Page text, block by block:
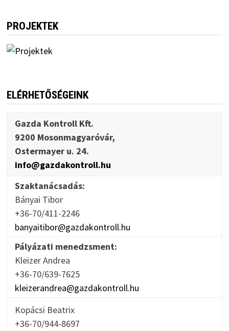
PROJEKTEK
ELÉRHETŐSÉGEINK
Gazda Kontroll Kft.
9200 Mosonmagyaróvár,
Ostermayer u. 24.
info@gazdakontroll.hu
Szaktanácsadás:
Bányai Tibor
+36-70/411-2246
banyaitibor@gazdakontroll.hu
Pályázati menedzsment:
Kleizer Andrea
+36-70/639-7625
kleizerandrea@gazdakontroll.hu
Kopácsi Beatrix
+36-70/944-8697